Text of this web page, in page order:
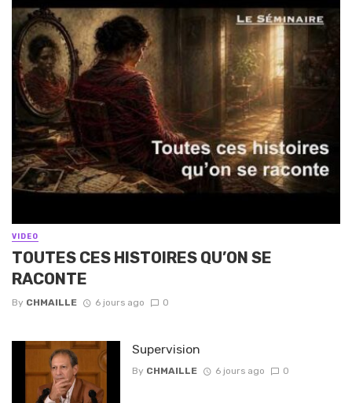
VIDEO
TOUTES CES HISTOIRES QU’ON SE
RACONTE
By CHMAILLE 6 jours ago 0
Supervision
By CHMAILLE 6 jours ago 0